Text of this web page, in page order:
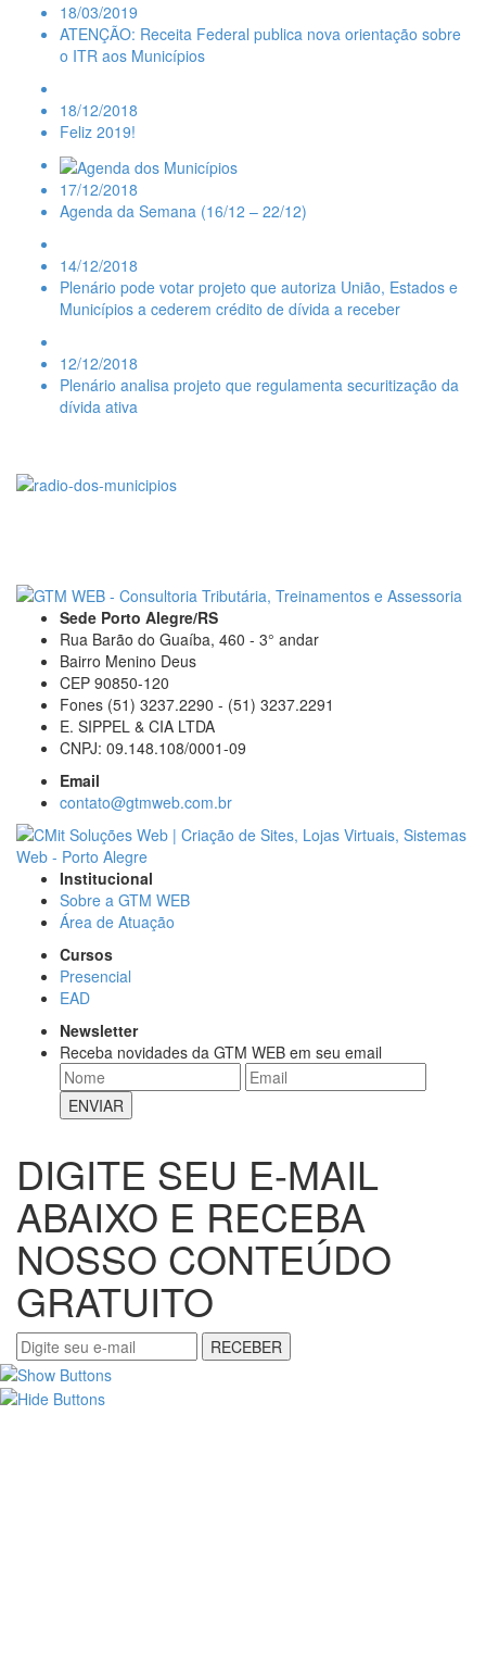
18/03/2019
ATENÇÃO: Receita Federal publica nova orientação sobre
o ITR aos Municípios
18/12/2018
Feliz 2019!
17/12/2018
Agenda da Semana (16/12 – 22/12)
14/12/2018
Plenário pode votar projeto que autoriza União, Estados e
Municípios a cederem crédito de dívida a receber
12/12/2018
Plenário analisa projeto que regulamenta securitização da
dívida ativa
Sede Porto Alegre/RS
Rua Barão do Guaíba, 460 - 3° andar
Bairro Menino Deus
CEP 90850-120
Fones (51) 3237.2290 - (51) 3237.2291
E. SIPPEL & CIA LTDA
CNPJ: 09.148.108/0001-09
Email
contato@gtmweb.com.br
Institucional
Sobre a GTM WEB
Área de Atuação
Cursos
Presencial
EAD
Newsletter
Receba novidades da GTM WEB em seu email
DIGITE SEU E-MAIL
ABAIXO E RECEBA
NOSSO CONTEÚDO
GRATUITO